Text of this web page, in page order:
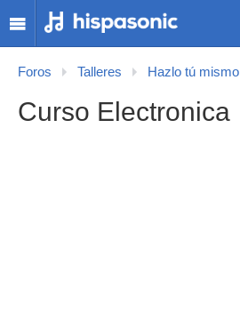
Foros Talleres Hazlo tú mismo
Curso Electronica